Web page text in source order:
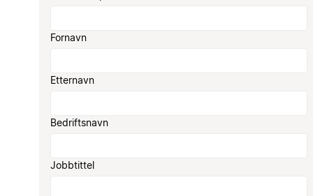
Fornavn
Etternavn
Bedriftsnavn
Jobbtittel